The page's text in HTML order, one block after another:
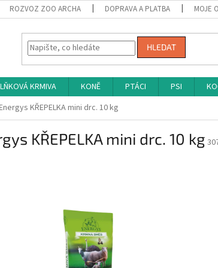
ROZVOZ ZOO ARCHA DOPRAVA A PLATBA MOJE
HLEDAT
KRMIVA KONĚ PTÁCI PSI
KŘEPELKA mini drc. 10 kg
KŘEPELKA mini drc. 10 kg